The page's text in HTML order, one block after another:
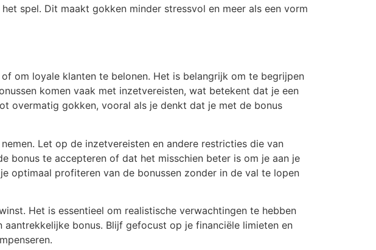
spel. Dit maakt gokken minder stressvol en meer als een vorm
om loyale klanten te belonen. Het is belangrijk om te begrijpen
komen vaak met inzetvereisten, wat betekent dat je een
overmatig gokken, vooral als je denkt dat je met de bonus
Let op de inzetvereisten en andere restricties die van
bonus te accepteren of dat het misschien beter is om je aan je
optimaal profiteren van de bonussen zonder in de val te lopen
Het is essentieel om realistische verwachtingen te hebben
bonus. Blijf gefocust op je financiële limieten en